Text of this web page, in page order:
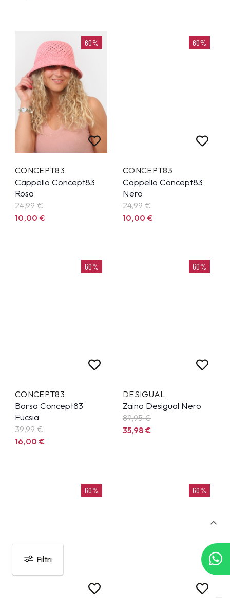
Filtri
60%
CONCEPT83
Cappello Concept83
Rosa
24,99€
10,00€
60%
CONCEPT83
Cappello Concept83
Nero
24,99€
10,00€
60%
CONCEPT83
Borsa Concept83
Fucsia
39,99€
16,00€
60%
DESIGUAL
Zaino Desigual Nero
89,95€
35,98€
60% 60%